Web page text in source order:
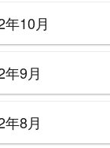
年10月
9月
8月